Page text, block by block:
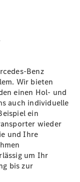
Benz
Wir bieten
einen Hol- und
auch individuelle
ein
wieder
und Ihre
um Ihr
bis zur